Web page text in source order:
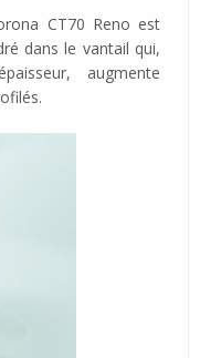
CT70 Reno est
dans le vantail qui,
augmente